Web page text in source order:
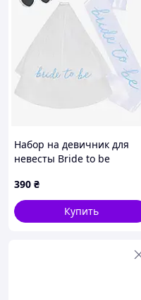
Набор на девичник для
невесты Bride to be
390 ₴
Купить